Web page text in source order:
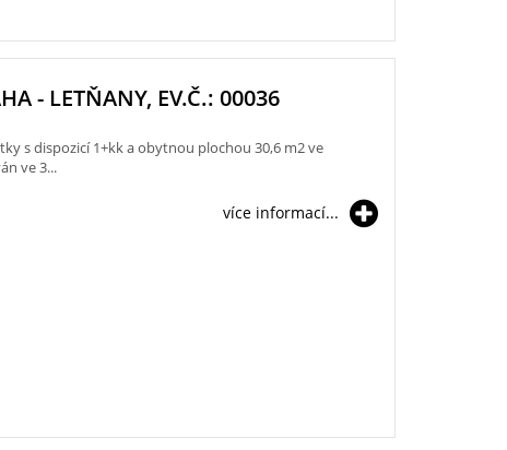
- LETŇANY, EV.Č.: 00036
s dispozicí 1+kk a obytnou plochou 30,6 m2 ve
ve 3...
více informací...